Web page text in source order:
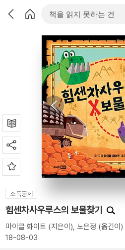
소득공제
힘센차사우루스의 보물찾기
마이클 화이트 (지은이), 노은정 (옮긴이)
18-08-03